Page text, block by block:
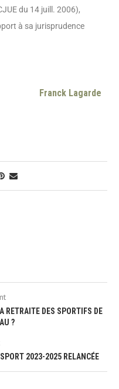
du 14 juill. 2006),
à sa jurisprudence
Franck Lagarde
RETRAITE DES SPORTIFS DE
?
2023-2025 RELANCÉE